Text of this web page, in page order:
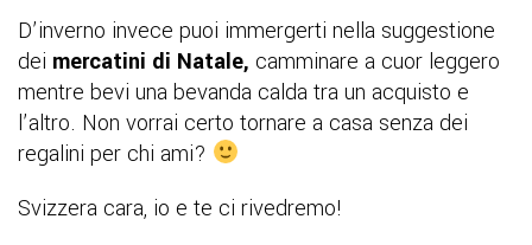
D’inverno invece puoi immergerti nella suggestione
dei mercatini di Natale, camminare a cuor leggero
mentre bevi una bevanda calda tra un acquisto e
l’altro. Non vorrai certo tornare a casa senza dei
regalini per chi ami?
Svizzera cara, io e te ci rivedremo!